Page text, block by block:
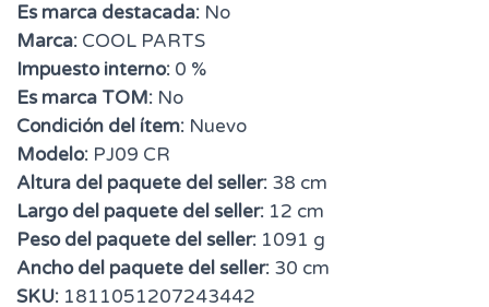
Es marca destacada: No
Marca: COOL PARTS
Impuesto interno: 0 %
Es marca TOM: No
Condición del ítem: Nuevo
Modelo: PJ09 CR
Altura del paquete del seller: 38 cm
Largo del paquete del seller: 12 cm
Peso del paquete del seller: 1091 g
Ancho del paquete del seller: 30 cm
SKU: 1811051207243442